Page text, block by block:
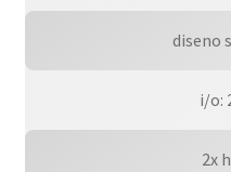

 i/
2x